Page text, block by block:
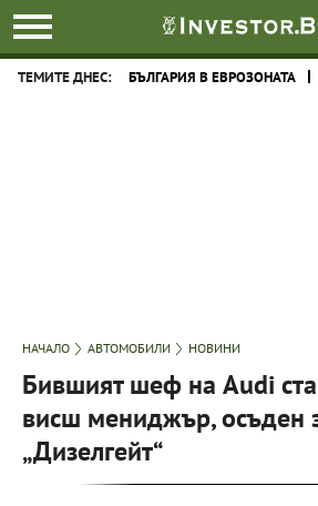
ТЕМИТЕ ДНЕС: БЪЛГАРИЯ В ЕВРОЗОНАТА
НАЧАЛО АВТОМОБИЛИ НОВИНИ
Бившият шеф на Audi
висш мениджър, осъден
„Дизелгейт“